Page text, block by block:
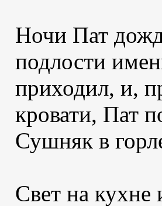
Ночи Пат
подлости
приходил, и,
кровати, Пат
Сушняк в
Свет на кухне